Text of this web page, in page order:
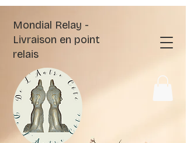
Mondial Relay -
Livraison en point
relais